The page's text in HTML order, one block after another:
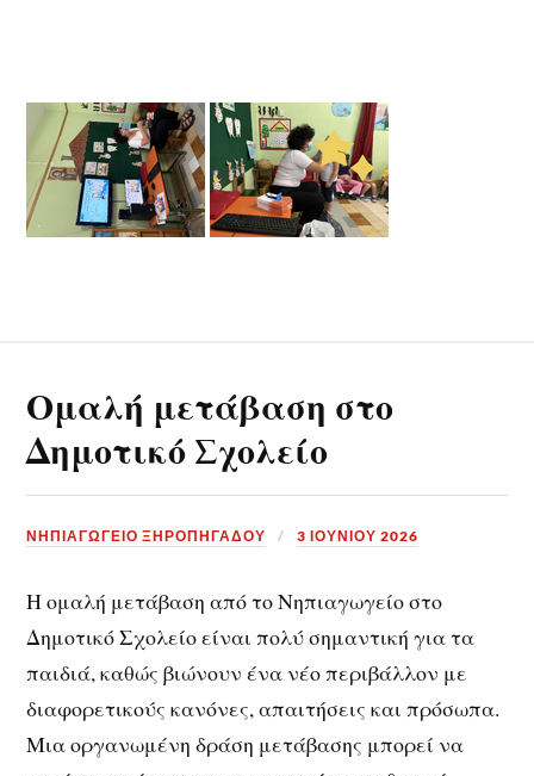
Ομαλή μετάβαση στο
Δημοτικό Σχολείο
ΝΗΠΙΑΓΩΓΕΙΟ ΞΗΡΟΠΗΓΑΔΟΥ 3 ΙΟΥΝΊΟΥ 2026
Η ομαλή μετάβαση από το Νηπιαγωγείο στο
Δημοτικό Σχολείο είναι πολύ σημαντική για τα
παιδιά, καθώς βιώνουν ένα νέο περιβάλλον με
διαφορετικούς κανόνες, απαιτήσεις και πρόσωπα.
Μια οργανωμένη δράση μετάβασης μπορεί να